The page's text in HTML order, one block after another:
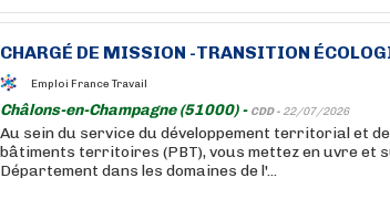
CHARGÉ DE MISSION -TRANSITION
Emploi France Travail
Châlons-en-Champagne (51000) - CDD - 22/07/2026
Au sein du service du développement territorial et de
bâtiments territoires (PBT), vous mettez en uvre et
Département dans les domaines de l'...